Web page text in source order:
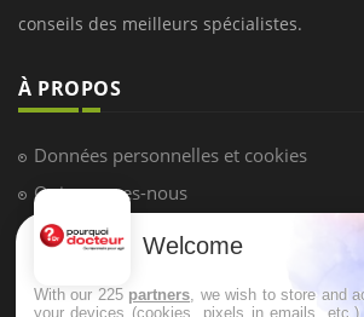
conseils des meilleurs spécialistes.
À PROPOS
Données personnelles et cookies
Qui sommes-nous
Conditions d'utilisation
Mentions Légales
Welcome
With our 225 partners , we wish to store and
your devices (cookies, pixels in emails,